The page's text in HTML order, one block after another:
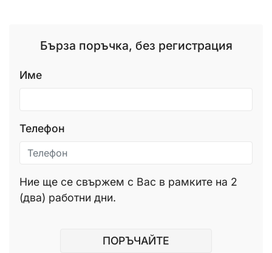
Бърза поръчка, без регистрация
Име
Телефон
Ние ще се свържем с Вас в рамките на 2
(два) работни дни.
ПОРЪЧАЙТЕ